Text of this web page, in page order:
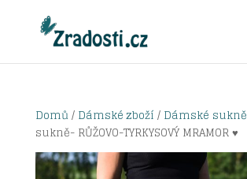
Domů/ Dámské zboží / Dámské sukně
sukně- RŮŽOVO-TYRKYSOVÝ MRAMOR ♥